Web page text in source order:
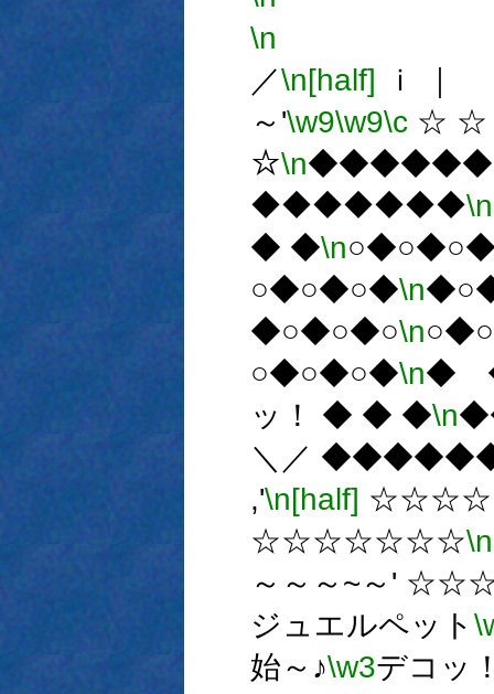
\n
／\n[half] ｉ ｜
～'\w9\w9\c☆
☆\n
◆◆◆◆◆◆◆\n
◆ ◆\n
○◆○◆○◆\n
◆○◆○◆○\n
○◆○◆○◆\n◆
ッ！ ◆ ◆ ◆\n
＼／
,'\n[half]
☆☆☆☆☆☆☆
～～～~～'
ジュエルペット
始～♪\w3デコッ